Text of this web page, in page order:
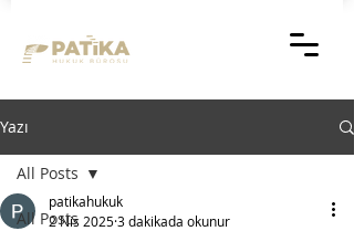
Yazı
All Posts
All Posts
patikahukuk
2 Nis 20253 dakikada okunur